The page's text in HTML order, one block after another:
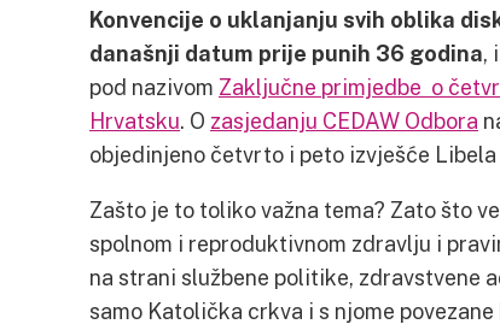
Konvencije o uklanjanju svih oblika
današnji datum prije punih 36 godina,
pod nazivom Zaključne primjedbe o
Hrvatsku. O zasjedanju CEDAW Odbora
objedinjeno četvrto i peto izvješće Libela
Zašto je to toliko važna tema? Zato što
spolnom i reproduktivnom zdravlju i
na strani službene politike, zdravstvene
samo Katolička crkva i s njome